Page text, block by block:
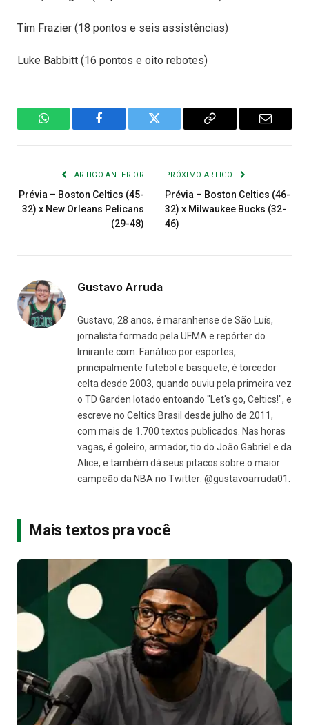
Tim Frazier (18 pontos e seis assistências)
Luke Babbitt (16 pontos e oito rebotes)
WhatsAppFacebook Twitter
Copiar
E-
ARTIGO ANTERIOR
Prévia – Boston Celtics (45-
32) x New Orleans Pelicans
(29-48)
PRÓXIMO ARTIGO
Prévia – Boston Celtics (46-
32) x Milwaukee Bucks (32-
46)
Gustavo Arruda
Gustavo, 28 anos, é maranhense de São Luís,
jornalista formado pela UFMA e repórter do
Imirante.com. Fanático por esportes,
principalmente futebol e basquete, é torcedor
celta desde 2003, quando ouviu pela primeira vez
o TD Garden lotado entoando "Let's go, Celtics!", e
escreve no Celtics Brasil desde julho de 2011,
com mais de 1.700 textos publicados. Nas horas
vagas, é goleiro, armador, tio do João Gabriel e da
Alice, e também dá seus pitacos sobre o maior
campeão da NBA no Twitter: @gustavoarruda01.
Mais textos pra você